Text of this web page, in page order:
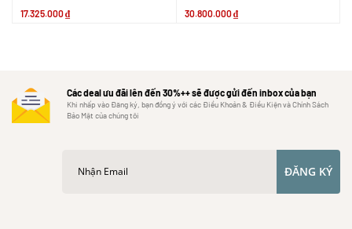
17.325.000₫ 30.800.000₫
Các deal ưu đãi lên đến 30%++ sẽ được gửi đến inbox của bạn
Khi nhấp vào Đăng ký, bạn đồng ý với các Điều Khoản & Điều Kiện và Chính Sách
Bảo Mật của chúng tôi
ĐĂNG KÝ